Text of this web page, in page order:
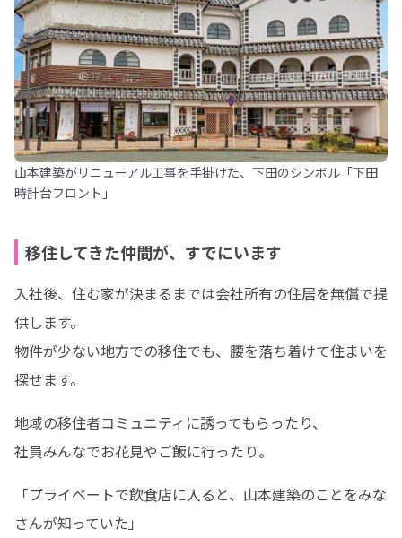
山本建築がリニューアル工事を手掛けた、下田のシンボル「下田
時計台フロント」
移住してきた仲間が、すでにいます
入社後、住む家が決まるまでは会社所有の住居を無償で提
供します。
物件が少ない地方での移住でも、腰を落ち着けて住まいを
探せます。
地域の移住者コミュニティに誘ってもらったり、
社員みんなでお花見やご飯に行ったり。
「プライベートで飲食店に入ると、山本建築のことをみな
さんが知っていた」